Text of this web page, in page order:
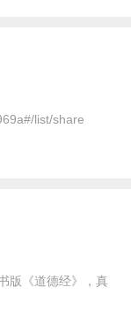
list/share
版《道德经》，真